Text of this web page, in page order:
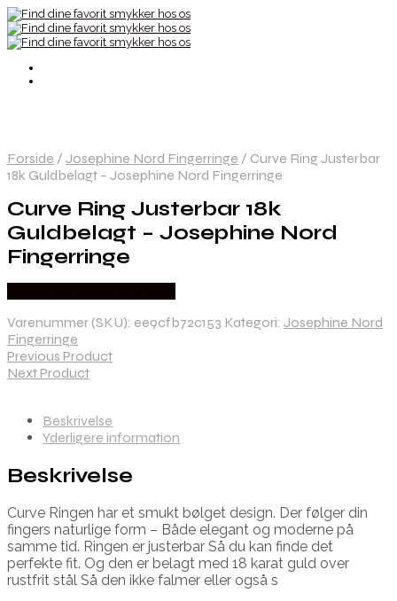
Forside / Josephine Nord Fingerringe / Curve Ring Justerbar
18k Guldbelagt – Josephine Nord Fingerringe
Curve Ring Justerbar 18k
Guldbelagt – Josephine Nord
Fingerringe
Varenummer (SKU): ee9cfb72c153 Kategori: Josephine Nord
Fingerringe
Previous Product
Next Product
Beskrivelse
Yderligere information
Beskrivelse
Curve Ringen har et smukt bølget design. Der følger din
fingers naturlige form – Både elegant og moderne på
samme tid. Ringen er justerbar Så du kan finde det
perfekte fit. Og den er belagt med 18 karat guld over
rustfrit stål Så den ikke falmer eller også s